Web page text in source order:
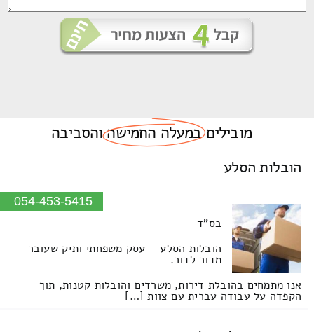
מוביליםבמעלה החמישהוהסביבה
הובלות הסלע
054-453-5415
בס"ד
הובלות הסלע – עסק משפחתי ותיק שעובר
מדור לדור.
אנו מתמחים בהובלת דירות, משרדים והובלות קטנות, תוך
הקפדה על עבודה עברית עם צוות […]